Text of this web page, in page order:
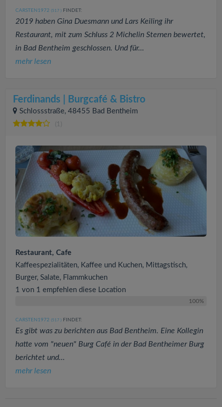
CARSTEN1972 (517 ) FINDET:
2019 haben Gina Duesmann und Lars Keiling ihr
Restaurant, mit zum Schluss 2 Michelin Sternen bewertet,
in Bad Bentheim geschlossen. Und für...
mehr lesen
Ferdinands | Burgcafé & Bistro
Schlossstraße, 48455 Bad Bentheim
(1)
Restaurant, Cafe
Kaffeespezialitäten, Kaffee und Kuchen, Mittagstisch,
Burger, Salate, Flammkuchen
1 von 1 empfehlen diese Location
100%
CARSTEN1972 (517 ) FINDET:
Es gibt was zu berichten aus Bad Bentheim. Eine Kollegin
hatte vom "neuen" Burg Café in der Bad Bentheimer Burg
berichtet und...
mehr lesen